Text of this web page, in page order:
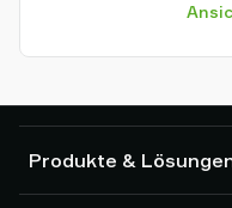
Produkte &